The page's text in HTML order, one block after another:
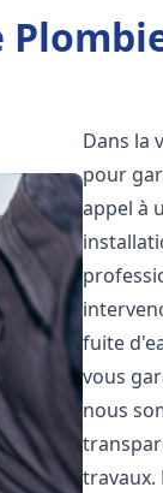
Dans la
pour
appel à
fuite
vous
nous
travaux.